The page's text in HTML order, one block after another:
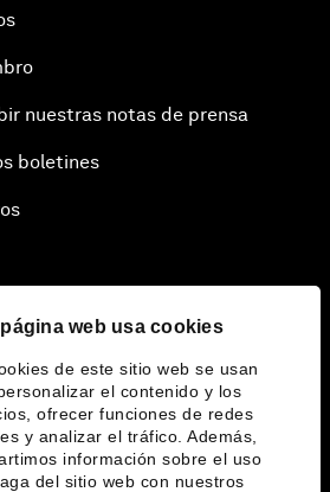
página web usa cookies
de este sitio web se usan
el contenido y los
ofrecer funciones de redes
y analizar el tráfico. Además,
información sobre el uso
del sitio web con nuestros
for Environmental Risk?
Mobility
on Europe
nuestras notas de prensa
boletines
Foro
idiomas